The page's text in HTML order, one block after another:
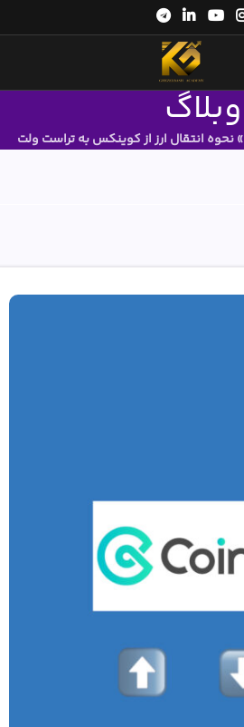
وبلاگ
»نحوه انتقال ارز از کوینکس به تراست ولت